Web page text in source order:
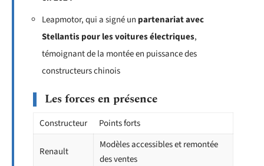
Leapmotor, qui a signé un partenariat avec
Stellantis pour les voitures électriques,
témoignant de la montée en puissance des
constructeurs chinois
Les forces en présence
Constructeur Points forts
Renault
Modèles accessibles et remontée
des ventes